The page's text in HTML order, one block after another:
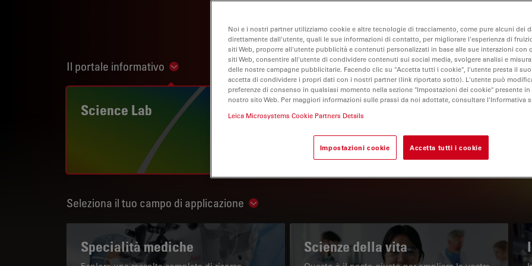
Il portale informativo Show subnavigation
Science Lab
Leggi gli articoli più recenti
Seleziona il tuo campo di applicazione Show subnavigation
Specialità mediche Scienze della vita
Noi e i nostri partner utilizziamo cookie e altre tecnologie di tracciamento, come pure alcuni dei
direttamente dall'utente, quali le sue informazioni di contatto, per migliorare l'esperienza di
siti Web, proporre all'utente pubblicità e contenuti personalizzati in base alle sue interazioni con
siti Web, consentire all'utente di condividere contenuti sui social media, svolgere analisi e
delle nostre campagne pubblicitarie. Facendo clic su "Accetta tutti i cookie", l'utente presta il
accetta di condividere i propri dati con i nostri partner (link riportato sotto). L'utente può
preferenze di consenso in qualsiasi momento nella sezione "Impostazioni dei cookie" presente
nostro sito Web. Per maggiori informazioni sulle prassi da noi adottate, consultare l'Informativa
Leica Microsystems Cookie Partners Details
Impostazioni cookie Accetta tutti i cookie